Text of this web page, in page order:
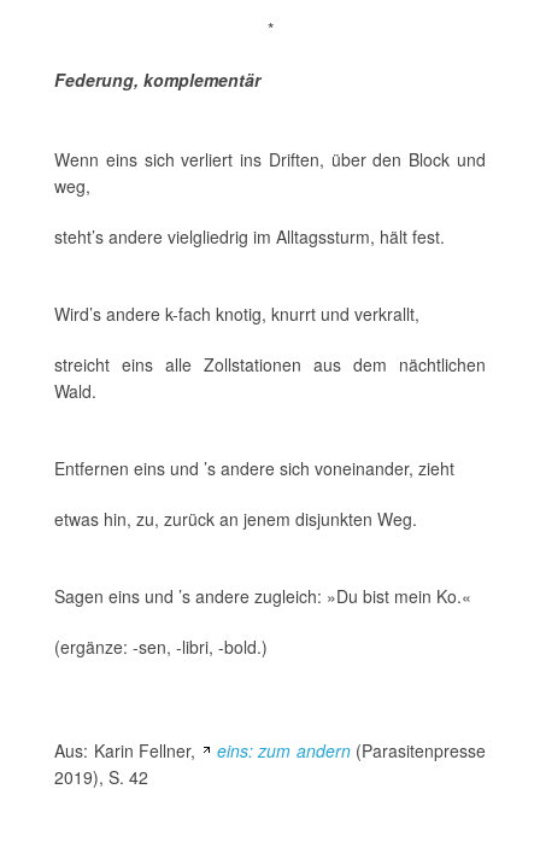
*
Federung, komplementär
Wenn eins sich verliert ins Driften, über den Block und
weg,
steht’s andere vielgliedrig im Alltagssturm, hält fest.
Wird’s andere k-fach knotig, knurrt und verkrallt,
streicht eins alle Zollstationen aus dem nächtlichen
Wald.
Entfernen eins und ’s andere sich voneinander, zieht
etwas hin, zu, zurück an jenem disjunkten Weg.
Sagen eins und ’s andere zugleich: »Du bist mein Ko.«
(ergänze: -sen, -libri, -bold.)
Aus: Karin Fellner, eins: zum andern(Parasitenpresse
2019), S. 42